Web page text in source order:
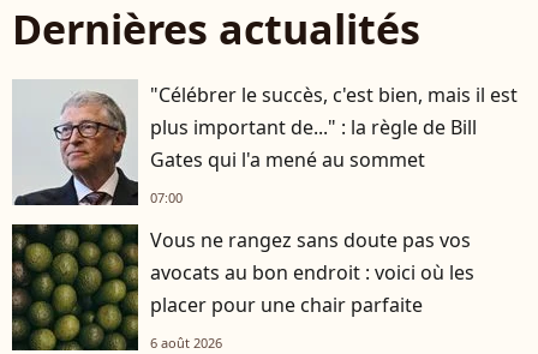
Dernières actualités
"Célébrer le succès, c'est bien, mais il est
plus important de..." : la règle de Bill
Gates qui l'a mené au sommet
07:00
Vous ne rangez sans doute pas vos
avocats au bon endroit : voici où les
placer pour une chair parfaite
6 août 2026